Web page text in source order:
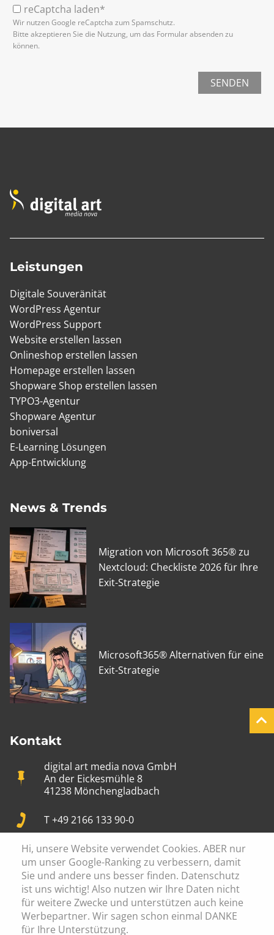
reCaptcha laden*
Wir nutzen Google reCaptcha zum Spamschutz.
Bitte akzeptieren Sie die Nutzung, um das Formular absenden zu
können.
SENDEN
Leistungen
Digitale Souveränität
WordPress Agentur
WordPress Support
Website erstellen lassen
Onlineshop erstellen lassen
Homepage erstellen lassen
Shopware Shop erstellen lassen
TYPO3-Agentur
Shopware Agentur
boniversal
E-Learning Lösungen
App-Entwicklung
News & Trends
Migration von Microsoft 365® zu
Nextcloud: Checkliste 2026 für Ihre
Exit-Strategie
Microsoft365® Alternativen für eine
Exit-Strategie
Kontakt
digital art media nova GmbH
An der Eickesmühle 8
41238 Mönchengladbach
T +49 2166 133 90-0
info@digital-art.de
Mon-Fr: 09:00 - 17:30
Hi, unsere Website verwendet Cookies. ABER nur
um unser Google-Ranking zu verbessern, damit
Sie und andere uns besser finden. Datenschutz
ist uns wichtig! Also nutzen wir Ihre Daten nicht
für weitere Zwecke und unterstützen auch keine
Werbepartner. Wir sagen schon einmal DANKE
für Ihre Unterstützung.